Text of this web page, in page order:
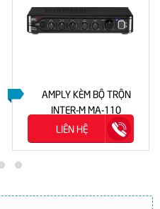
AMPLY KÈM BỘ TRỘN
INTER-M MA-110
LIÊN HỆ